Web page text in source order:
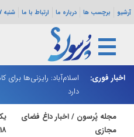
آرشیو برچسب ها درباره ما ارتباط با ما شنبه 17 مرداد 1405
اخبار فوری:
اسلام‌آباد: رایزنی‌ها
دارد
شارژ کالابرگ مردادماه
اعتبار خانوارها
مجله پُرسون /اخبار داغ فضای
مجازی